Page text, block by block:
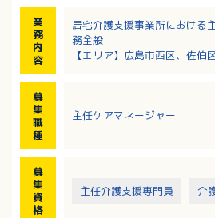
業
務
内
容
居宅介護支援事業所における
務全般
【エリア】広島市西区、佐伯
募
集
職
種
主任ケアマネージャー
募
集
資
格
主任介護支援専門員 介